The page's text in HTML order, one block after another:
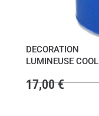
DECORATION
LUMINEUSE COOL
17,00€